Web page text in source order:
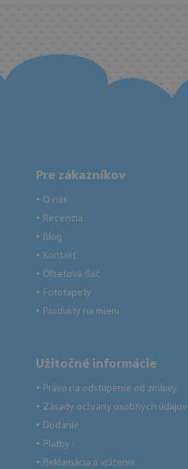
Pre zákazníkov
● O nás
● Recenzia
● Blog
● Kontakt
● Ofsetová tlač
● Fototapety
● Produkty na mieru
Užitočné informácie
● Právo na odstúpenie od zmluvy
● Zásady ochrany osobných údajov
● Dodanie
● Platby
● Reklamácia a vrátenie